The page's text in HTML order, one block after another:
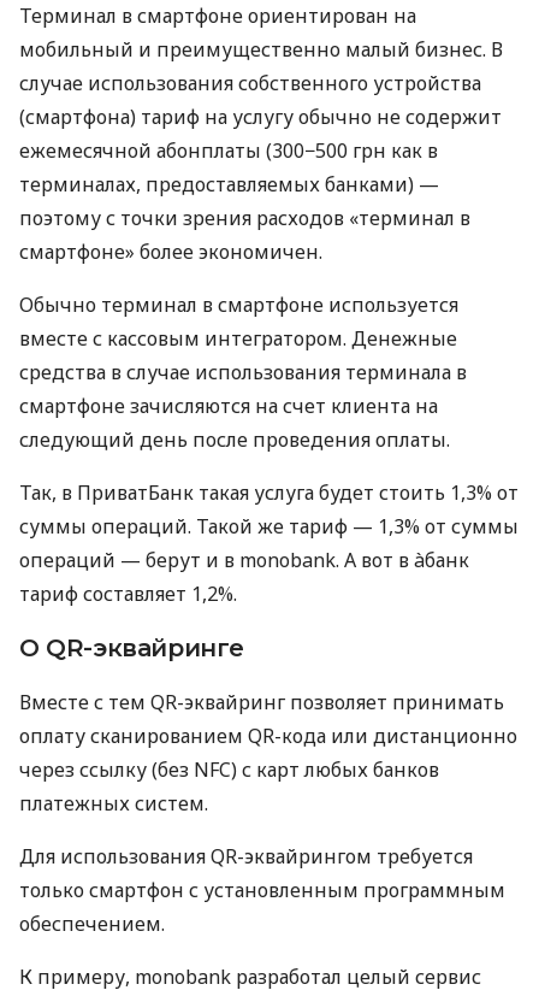
Терминал в смартфоне ориентирован на
мобильный и преимущественно малый бизнес. В
случае использования собственного устройства
(смартфона) тариф на услугу обычно не содержит
ежемесячной абонплаты (300−500 грн как в
терминалах, предоставляемых банками) —
поэтому с точки зрения расходов «терминал в
смартфоне» более экономичен.
Обычно терминал в смартфоне используется
вместе с кассовым интегратором. Денежные
средства в случае использования терминала в
смартфоне зачисляются на счет клиента на
следующий день после проведения оплаты.
Так, в ПриватБанк такая услуга будет стоить 1,3% от
суммы операций. Такой же тариф — 1,3% от суммы
операций — берут и в monobank. А вот в àбанк
тариф составляет 1,2%.
О QR-эквайринге
Вместе с тем QR-эквайринг позволяет принимать
оплату сканированием QR-кода или дистанционно
через ссылку (без NFC) с карт любых банков
платежных систем.
Для использования QR-эквайрингом требуется
только смартфон с установленным программным
обеспечением.
К примеру, monobank разработал целый сервис